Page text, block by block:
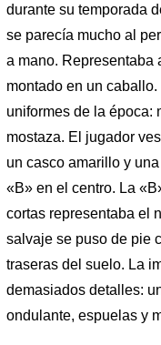
durante su temporada
se parecía mucho al
a mano. Representaba
montado en un
uniformes de la época:
mostaza. El jugador
un casco amarillo y
«B» en el centro. La
cortas representaba el
salvaje se puso de pie
traseras del suelo. La
demasiados detalles:
ondulante, espuelas y